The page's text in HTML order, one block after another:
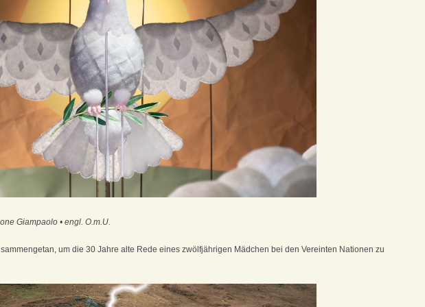
Giampaolo • engl. O.m.U.
um die 30 Jahre alte Rede eines zwölfjährigen Mädchen bei den Vereinten Nationen zu